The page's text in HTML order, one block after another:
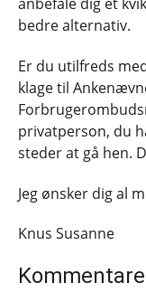
bedre alternativ.
Er du utilfreds
klage til
privatperson, du
steder at gå hen.
Jeg ønsker dig al
Knus Susanne